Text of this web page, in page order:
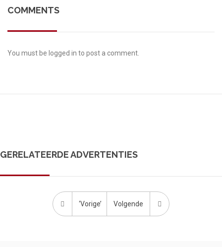
COMMENTS
You must be logged in to post a comment.
GERELATEERDE ADVERTENTIES
‘Vorige’ Volgende